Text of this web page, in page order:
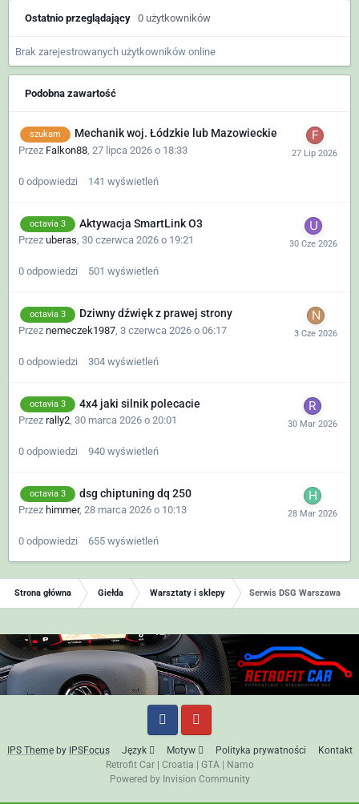
Ostatnio przeglądający 0 użytkowników
Brak zarejestrowanych użytkowników online
Podobna zawartość
szukam Mechanik woj. Łódzkie lub Mazowieckie
Przez Falkon88 27 lipca 2026 o 18:33
0 odpowiedzi 141 wyświetleń
octavia 3 Aktywacja SmartLink O3
Przez uberas, 30 czerwca 2026 o 19:21
0 odpowiedzi 501 wyświetleń
octavia 3 Dziwny dźwięk z prawej strony
Przez nemeczek1987 3 czerwca 2026 o 06:17
0 odpowiedzi 304 wyświetleń
octavia 3 4x4 jaki silnik polecacie
Przez rally2, 30 marca 2026 o 20:01
0 odpowiedzi 940 wyświetleń
octavia 3 dsg chiptuning dq 250
Przez himmer, 28 marca 2026 o 10:13
0 odpowiedzi 655 wyświetleń
Strona główna Giełda Warsztaty i sklepy Serwis DSG Warszawa i
IPS Themeby IPSFocus Język Motyw Polityka prywatności
Kontakt
Retrofit Car| Croatia | GTA | Namo
Powered by Invision Community